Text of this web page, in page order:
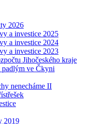
2026
a investice 2025
a investice 2024
a investice 2023
Jihočeského kraje
ve Čkyni
nenecháme II
2019